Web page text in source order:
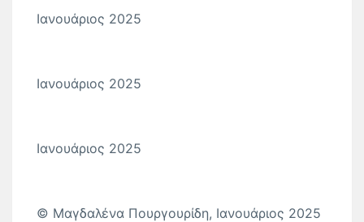
Ιανουάριος 2025
Ιανουάριος 2025
Ιανουάριος 2025
© Μαγδαλένα Πουργουρίδη, Ιανουάριος 2025